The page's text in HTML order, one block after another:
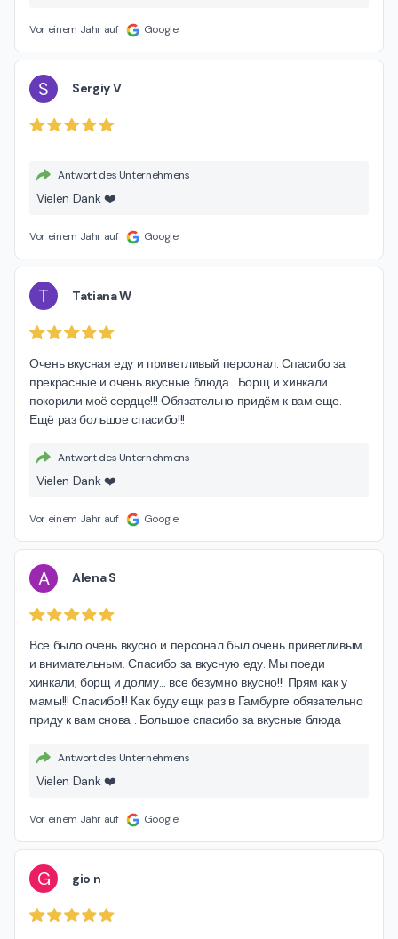
Vor einem Jahr auf Google
S Sergiy V
Antwort des Unternehmens
Vielen Dank ❤️
Vor einem Jahr auf Google
T Tatiana W
Очень вкусная еду и приветливый персонал. Спасибо за
прекрасные и очень вкусные блюда . Борщ и хинкали
покорили моё сердце!!! Обязательно придём к вам еще.
Ещё раз большое спасибо!!!
Antwort des Unternehmens
Vielen Dank ❤️
Vor einem Jahr auf Google
A Alena S
Все было очень вкусно и персонал был очень приветливым
и внимательным. Спасибо за вкусную еду. Мы поеди
хинкали, борщ и долму... все безумно вкусно!!! Прям как у
мамы!!! Спасибо!!! Как буду ещк раз в Гамбурге обязательно
приду к вам снова . Большое спасибо за вкусные блюда
Antwort des Unternehmens
Vielen Dank ❤️
Vor einem Jahr auf Google
G gio n